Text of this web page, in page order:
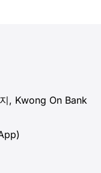
, Kwong On Bank